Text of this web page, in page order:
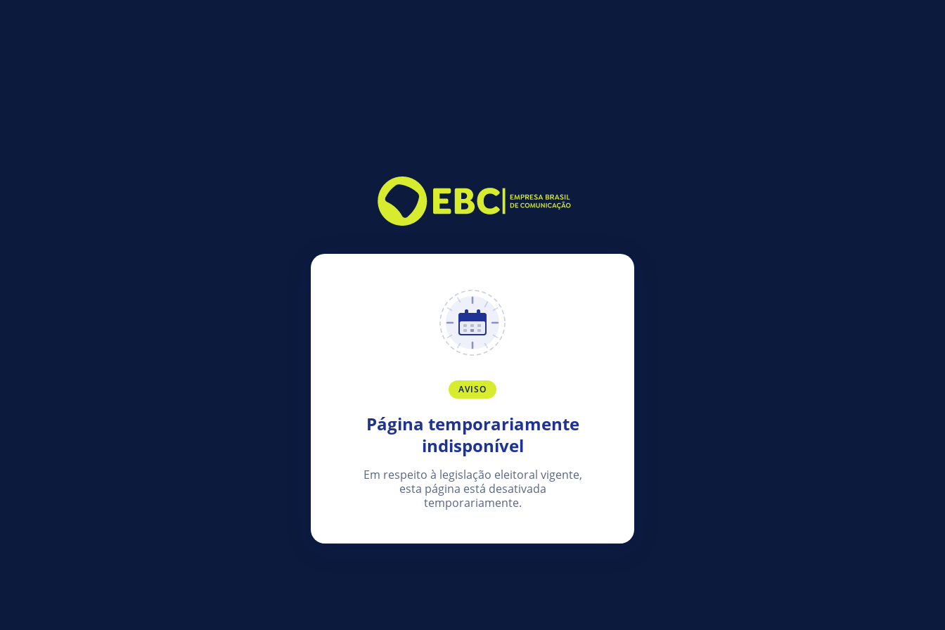
AVISO
Página temporariamente
indisponível
Em respeito à legislação eleitoral vigente,
esta página está desativada
temporariamente.